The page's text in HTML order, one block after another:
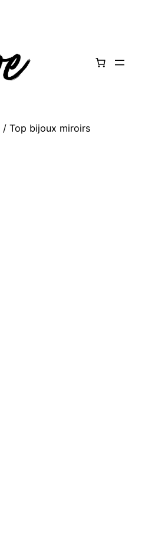
/ Top bijoux miroirs